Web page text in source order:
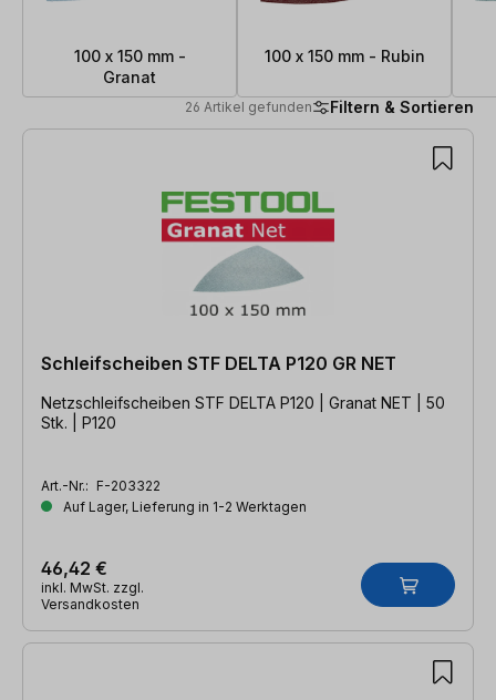
100 x 150 mm -
Granat
100 x 150 mm - Rubin
26 Artikel gefunden Filtern & Sortieren
26 Artikel gefunden
Schleifscheiben STF DELTA P120 GR NET
Netzschleifscheiben STF DELTA P120 | Granat NET | 50
Stk. | P120
Art.-Nr.: F-203322
Auf Lager, Lieferung in 1-2 Werktagen
46,42 €
inkl. MwSt. zzgl.
Versandkosten